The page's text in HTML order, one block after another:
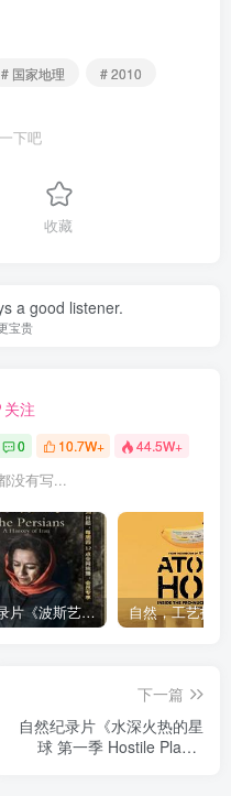
# 国家地理 # 2010
下吧
收藏
a good listener.
宝贵
关注
0 10.7W+ 44.5W+
没有写...
艺术纪录片《波斯艺术 Art of Persia》下载
下一篇
自然纪录片《水深火热的星
球 第一季 Hostile Planet